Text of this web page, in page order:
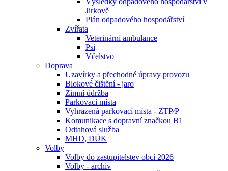
Jirkově
Plán odpadového hospodářství
Zvířata
Veterinární ambulance
Psi
Včelstvo
Doprava
Uzavírky a přechodné úpravy provozu
Blokové čištění - jaro
Zimní údržba
Parkovací místa
Vyhrazená parkovací místa - ZTP⁄P
Komunikace s dopravní značkou B1
Odtahová služba
MHD, DÚK
Volby
Volby do zastupitelstev obcí 2026
Volby - archiv